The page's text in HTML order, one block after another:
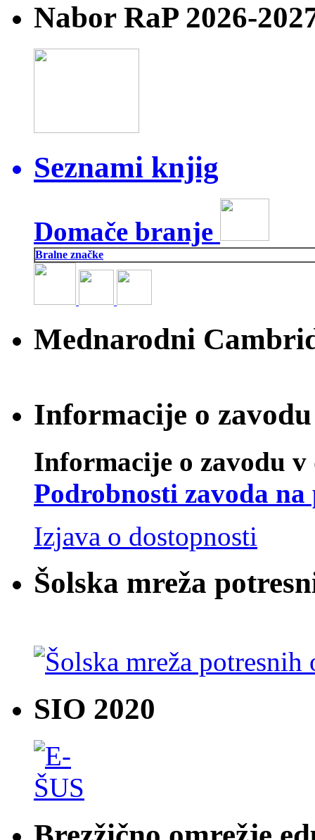
Nabor RaP 2026-
Seznami knjig
Domače branje
Bralne značke
Mednarodni
Informacije o
Informacije o zavodu
Podrobnosti zavoda
Izjava o dostopnosti
Šolska mreža
SIO 2020